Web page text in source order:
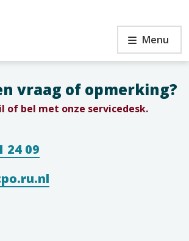
Menu
vraag of opmerking?
of bel met onze servicedesk.
24 09